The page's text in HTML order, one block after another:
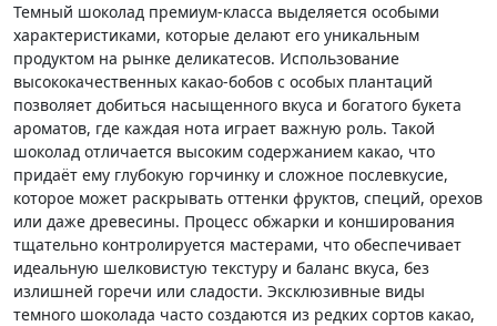
Темный шоколад премиум-класса выделяется особыми
характеристиками, которые делают его уникальным
продуктом на рынке деликатесов. Использование
высококачественных какао-бобов с особых плантаций
позволяет добиться насыщенного вкуса и богатого букета
ароматов, где каждая нота играет важную роль. Такой
шоколад отличается высоким содержанием какао, что
придаёт ему глубокую горчинку и сложное послевкусие,
которое может раскрывать оттенки фруктов, специй, орехов
или даже древесины. Процесс обжарки и конширования
тщательно контролируется мастерами, что обеспечивает
идеальную шелковистую текстуру и баланс вкуса, без
излишней горечи или сладости. Эксклюзивные виды
темного шоколада часто создаются из редких сортов какао,